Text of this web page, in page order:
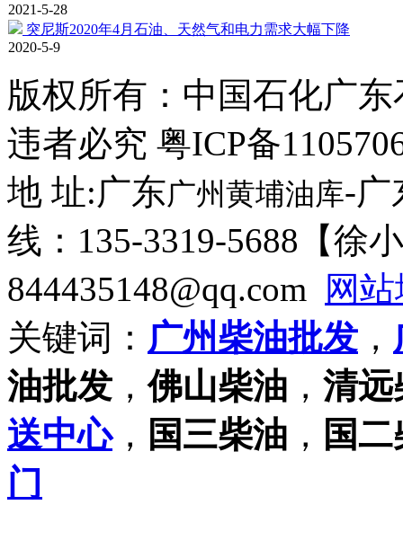
2021-5-28
突尼斯2020年4月石油、天然气和电力需求大幅下降
2020-5-9
版权所有： 中国石化广
违者必究 粤ICP备
地 址:广东广州黄埔油库-广
线：135-3319-5688【徐
844435148@qq.com
网
关键词： 广州柴油批发 ，
油批发 ，佛山柴油 ， 清远
送中心， 国三柴油 ， 国
门